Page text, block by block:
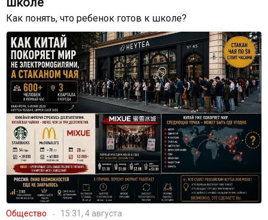
Как понять, что ребенок готов к школе?
Общество 15:31, 4 августа